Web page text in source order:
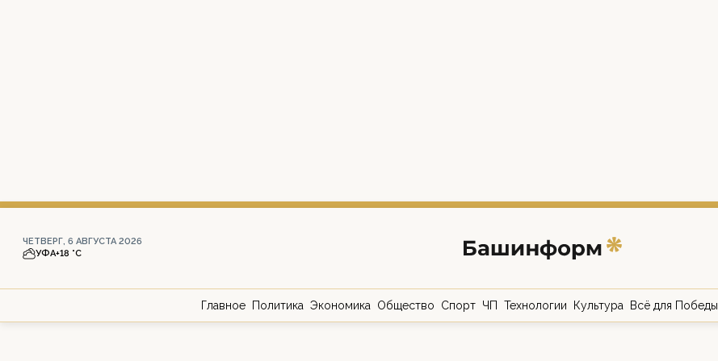
ЧЕТВЕРГ, 6 АВГУСТА 2026
УФА+18 °С
Главное Политика Экономика Общество Спорт ЧП Технологии Культура Всё для Победы